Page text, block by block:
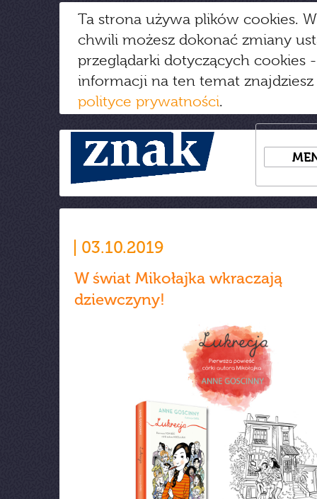
Ta strona używa plików cookies.
chwili możesz dokonać zmiany
przeglądarki dotyczących cookies
informacji na ten temat
polityce prywatności.
03.10.2019
W świat Mikołajka wkraczają
dziewczyny!